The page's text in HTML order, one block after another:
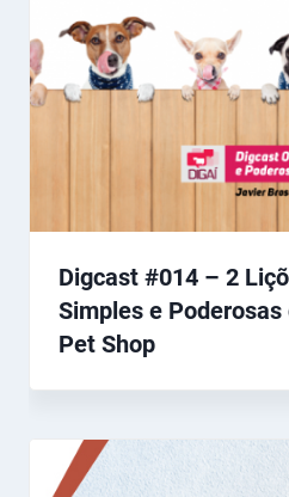
Digcast #014 – 2
Simples e
Pet Shop